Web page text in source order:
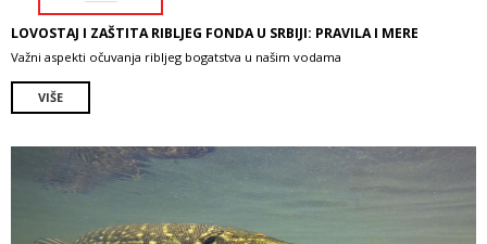
LOVOSTAJ I ZAŠTITA RIBLJEG FONDA U SRBIJI: PRAVILA I MERE
Važni aspekti očuvanja ribljeg bogatstva u našim vodama
VIŠE